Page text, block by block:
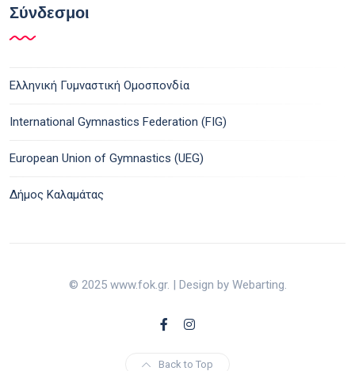
Σύνδεσμοι
Ελληνική Γυμναστική Ομοσπονδία
International Gymnastics Federation (FIG)
European Union of Gymnastics (UEG)
Δήμος Καλαμάτας
© 2025 www.fok.gr. | Design by Webarting.
Back to Top